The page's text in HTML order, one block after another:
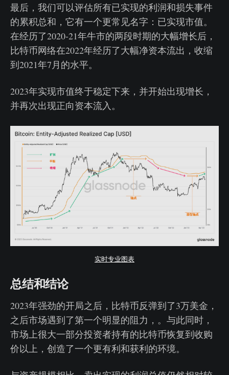
最后，我们可以评估所有已实现的利润和损失事件
的累积总和，它有一个更常见名字：已实现市值。
在经历了2020-21年牛市的两段时期的大幅增长后，
比特币网络在2022年经历了大幅净资本流出，收缩
到2021年7月的水平。
2023年实现市值终于稳定下来，并开始出现增长，
并再次出现正向资本流入。
实时专业图表
总结和结论
2023年强劲的开局之后，比特币反弹到了3万美金，
之后市场遇到了第一个明显的阻力，。与此同时，
市场上很大一部分投资者持有的比特币恢复到收购
价以上，创造了一个更有利和获利的环境。